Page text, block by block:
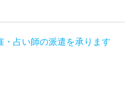
・占い師の派遣を承ります